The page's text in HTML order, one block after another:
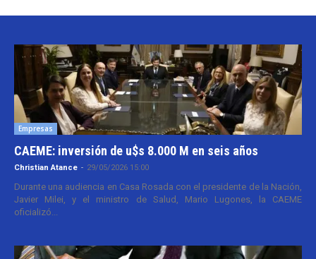
Empresas
CAEME: inversión de u$s 8.000 M en seis años
Christian Atance - 29/05/2026 15:00
Durante una audiencia en Casa Rosada con el presidente de la Nación,
Javier Milei, y el ministro de Salud, Mario Lugones, la CAEME
oficializó...